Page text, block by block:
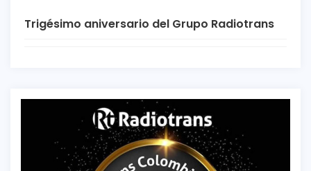
Trigésimo aniversario del Grupo Radiotrans